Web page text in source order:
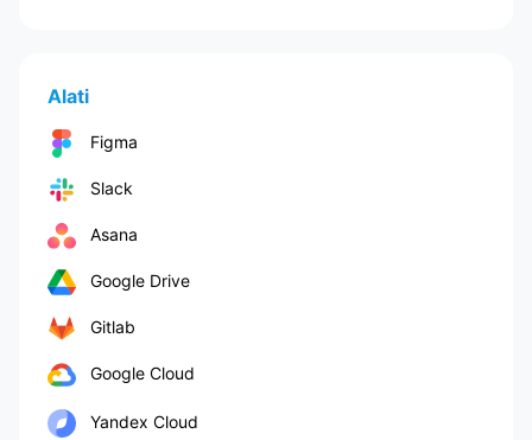
Alati
Figma
Slack
Asana
Google Drive
Gitlab
Google Cloud
Yandex Cloud